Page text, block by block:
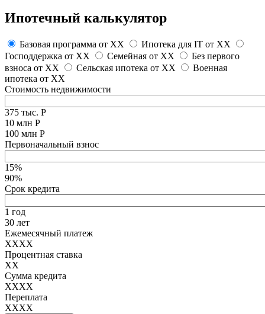
Ипотечный калькулятор
Базовая программа от XX Ипотека для IT от XX
Господдержка от XX Семейная от XX
Без первого
взноса от XX Сельская ипотека от XX
Военная
ипотека от XX
Стоимость недвижимости
375 тыс. Р
10 млн Р
100 млн Р
Первоначальный взнос
15%
90%
Срок кредита
1 год
30 лет
Ежемесячный платеж
XXXX
Процентная ставка
XX
Сумма кредита
XXXX
Переплата
XXXX